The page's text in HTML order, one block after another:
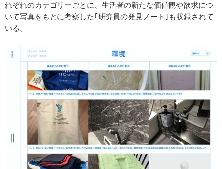
れぞれのカテゴリーごとに、生活者の新たな価値観や欲求につ
いて写真をもとに考察した｢研究員の発見ノート｣も収録されて
いる。